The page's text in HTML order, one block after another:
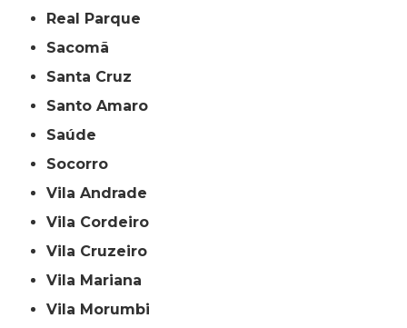
Real Parque
Sacomã
Santa Cruz
Santo Amaro
Saúde
Socorro
Vila Andrade
Vila Cordeiro
Vila Cruzeiro
Vila Mariana
Vila Morumbi